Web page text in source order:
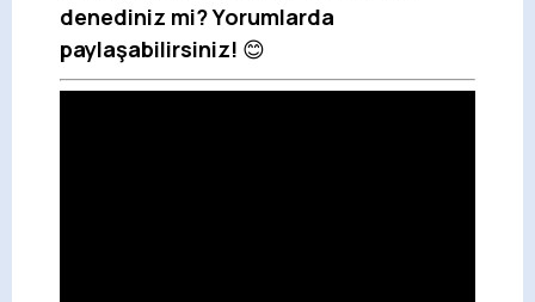
denediniz mi? Yorumlarda
paylaşabilirsiniz! 😊